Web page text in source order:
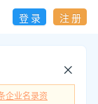
登 录 注 册
企业名录资